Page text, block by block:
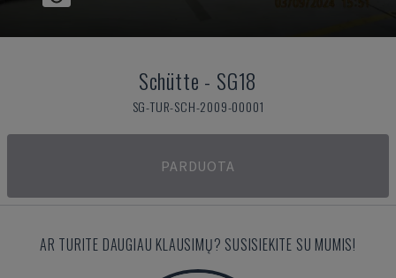
Schütte - SG18
SG-TUR-SCH-2009-00001
PARDUOTA
AR TURITE DAUGIAU KLAUSIMŲ? SUSISIEKITE SU MUMIS!